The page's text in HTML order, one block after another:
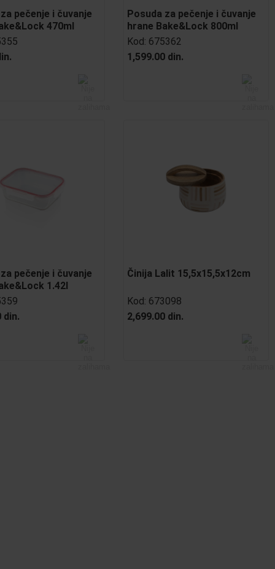
pečenje i čuvanje
470ml
Posuda za pečenje i čuvanje
hrane Bake&Lock 800ml
Kod: 675362
1,599.00 din.
pečenje i čuvanje
1.42l
din.
Činija Lalit 15,5x15,5x12cm
Kod: 673098
2,699.00 din.